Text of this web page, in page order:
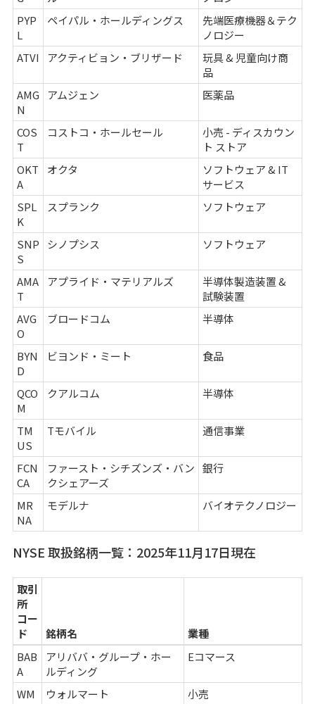
PYP
L
ペイパル・ホールディングス
先端医療機器＆テク
ノロジー
ATVI
アクティビョン・ブリザード
玩具 & 児童向け商
品
AMG
N
アムジェン 医薬品
COS
T
コストコ・ホールセール
小売 - ディスカウン
ト ストア
OKT
A
オクタ
ソフトウェア & IT
サービス
SPL
K
スプランク ソフトウェア
SNP
S
シノプシス ソフトウェア
AMA
T
アプライド・マテリアルズ
半導体製造装置 &
試験装置
AVG
O
ブロードコム 半導体
BYN
D
ビヨンド・ミート 食品
QCO
M
クアルコム 半導体
TM
US
Tモバイル 通信事業
FCN
CA
ファースト・シチズンズ・バン
クシェアーズ
銀行
MR
NA
モデルナ バイオテクノロジー
NYSE 取扱銘柄一覧：2025年11月17日現在
取引
所
コー
ド
銘柄名
業種
BAB
A
アリババ・グループ・ホー
ルディング
Eコマース
WM
ウォルマート 小売